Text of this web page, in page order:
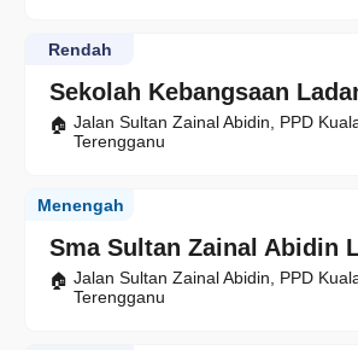
Sekolah Kebangsaan
Rendah
Jalan Sultan Zainal Abidin, PPD
Terengganu
Sma Sultan Zainal Abidin
Menengah
Jalan Sultan Zainal Abidin, PPD
Terengganu